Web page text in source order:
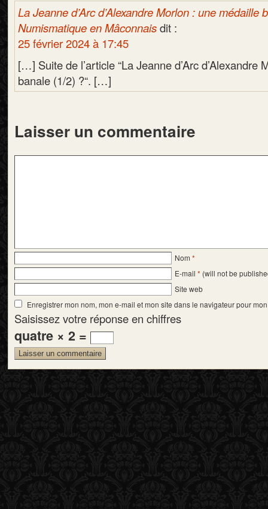
La Jeanne d’Arc d’Alexandre Morlon : une médaille
Numismatique en Mâconnaisdit :
25 février 2024 à 17:45
[…] Suite de l’article “La Jeanne d’Arc d’Alexandre
banale (1/2) ?“. […]
Laisser un commentaire
Nom *
E-mail * (will not be
Site web
Enregistrer mon nom, mon e-mail et mon site dans le navigateur pour
Saisissez votre réponse en chiffres
quatre × 2 =